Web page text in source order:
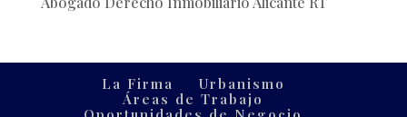
La Firma
Urbanismo
Áreas de Trabajo